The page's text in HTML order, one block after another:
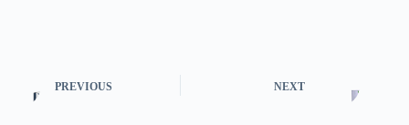
PREVIOUS NEXT